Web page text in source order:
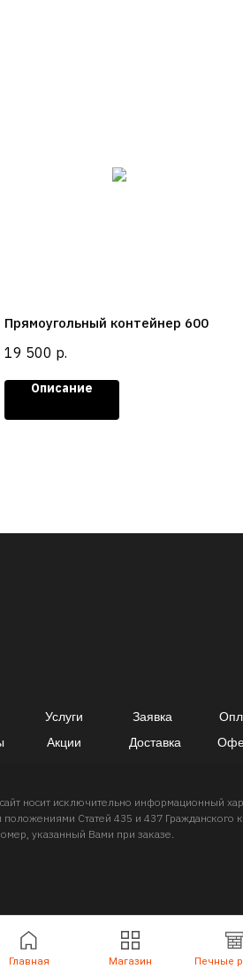
Прямоугольный контейнер 600
19 500 р.
Описание
Услуги Заявка
Акции
Доставка
Главная Магазин Печные
носит исключительно информационный
Статей 435 и 437 Гражданского
указанный Вами при заказе.